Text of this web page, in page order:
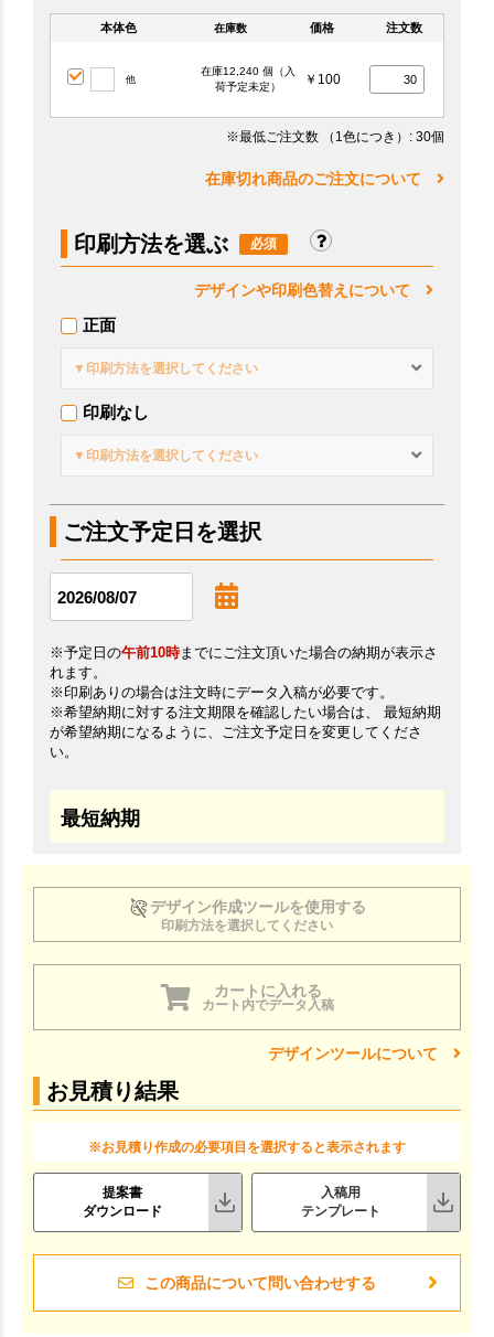
本体色 在庫数 価格 注文数
他
在庫12,240 個（入
荷予定未定）
￥100
※最低ご注文数 （1色につき） : 30個
在庫切れ商品のご注文について
印刷方法を選ぶ
デザインや印刷色替えについて
正面
▼印刷方法を選択してください
印刷なし
▼印刷方法を選択してください
ご注文予定日を選択
※予定日の午前10時までにご注文頂いた場合の納期が表示さ
れます。
※印刷ありの場合は注文時にデータ入稿が必要です。
※希望納期に対する注文期限を確認したい場合は、 最短納期
が希望納期になるように、ご注文予定日を変更してくださ
い。
最短納期
デザイン作成ツールを使用する
印刷方法を選択してください
カートに入れる
カート内でデータ入稿
デザインツールについて
お見積り結果
※お見積り作成の必要項目を選択すると表示されます
提案書
ダウンロード
入稿用
テンプレート
この商品について問い合わせする